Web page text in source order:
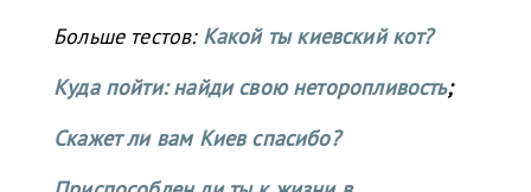
Больше тестов: Какой ты киевский кот?
Куда пойти: найди свою неторопливость;
Скажет ли вам Киев спасибо?